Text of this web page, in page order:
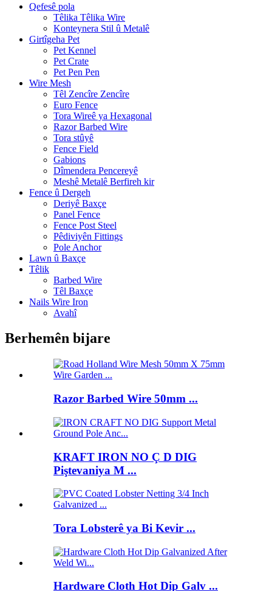
Qefesê pola
Têlika Têlika Wire
Konteynera Stil û Metalê
Girtîgeha Pet
Pet Kennel
Pet Crate
Pet Pen Pen
Wire Mesh
Têl Zencîre Zencîre
Euro Fence
Tora Wireê ya Hexagonal
Razor Barbed Wire
Tora stûyê
Fence Field
Gabions
Dîmendera Pencereyê
Meshê Metalê Berfireh kir
Fence û Dergeh
Deriyê Baxçe
Panel Fence
Fence Post Steel
Pêdiviyên Fittings
Pole Anchor
Lawn û Baxçe
Têlik
Barbed Wire
Têl Baxçe
Nails Wire Iron
Avahî
Berhemên bijare
Razor Barbed Wire 50mm ...
KRAFT IRON NO Ç D DIG
Piştevaniya M ...
Tora Lobsterê ya Bi Kevir ...
Hardware Cloth Hot Dip Galv ...